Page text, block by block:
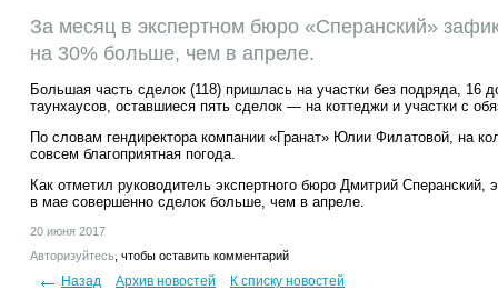
За месяц в экспертном бюро «Сперанский»
на 30% больше, чем в апреле.
Большая часть сделок (118) пришлась на участки без подряда, 16
таунхаусов, оставшиеся пять сделок — на коттеджи и участки с
По словам гендиректора компании «Гранат» Юлии Филатовой, на
совсем благоприятная погода.
Как отметил руководитель экспертного бюро Дмитрий Сперанский,
в мае совершенно сделок больше, чем в апреле.
20 июня 2017
Авторизуйтесь , чтобы оставить комментарий
Назад Архив новостей К списку новостей